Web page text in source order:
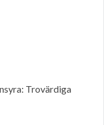
Trovärdiga